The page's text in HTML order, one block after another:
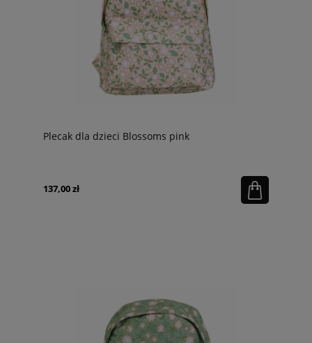
Plecak dla dzieci Blossoms pink
137,00 zł